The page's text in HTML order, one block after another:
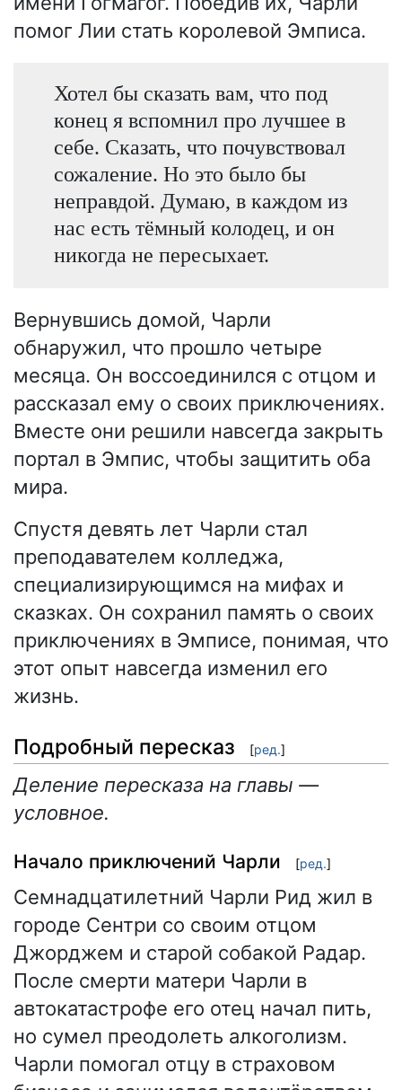
помог Лии стать королевой Эмписа.
Хотел бы сказать вам, что под
конец я вспомнил про лучшее в
себе. Сказать, что почувствовал
сожаление. Но это было бы
неправдой. Думаю, в каждом из
нас есть тёмный колодец, и он
никогда не пересыхает.
Вернувшись домой, Чарли
обнаружил, что прошло четыре
месяца. Он воссоединился с отцом и
рассказал ему о своих приключениях.
Вместе они решили навсегда закрыть
портал в Эмпис, чтобы защитить оба
мира.
Спустя девять лет Чарли стал
преподавателем колледжа,
специализирующимся на мифах и
сказках. Он сохранил память о своих
приключениях в Эмписе, понимая, что
этот опыт навсегда изменил его
жизнь.
Подробный пересказ [ред.]
Деление пересказа на главы —
условное.
Начало приключений Чарли [ред.]
Семнадцатилетний Чарли Рид жил в
городе Сентри со своим отцом
Джорджем и старой собакой Радар.
После смерти матери Чарли в
автокатастрофе его отец начал пить,
но сумел преодолеть алкоголизм.
Чарли помогал отцу в страховом